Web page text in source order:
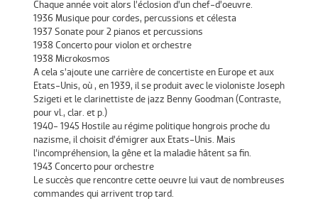
Chaque année voit alors l’éclosion d’un chef-d’oeuvre.
1936 Musique pour cordes, percussions et célesta
1937 Sonate pour 2 pianos et percussions
1938 Concerto pour violon et orchestre
1938 Microkosmos
A cela s’ajoute une carrière de concertiste en Europe et aux
Etats-Unis, où , en 1939, il se produit avec le violoniste Joseph
Szigeti et le clarinettiste de jazz Benny Goodman (Contraste,
pour vl., clar. et p.)
1940- 1945 Hostile au régime politique hongrois proche du
nazisme, il choisit d’émigrer aux Etats-Unis. Mais
l’incompréhension, la gêne et la maladie hâtent sa fin.
1943 Concerto pour orchestre
Le succès que rencontre cette oeuvre lui vaut de nombreuses
commandes qui arrivent trop tard.